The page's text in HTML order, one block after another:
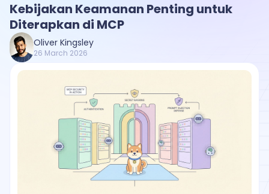
Kebijakan Keamanan Penting untuk
Diterapkan di MCP
Oliver Kingsley
26 March 2026